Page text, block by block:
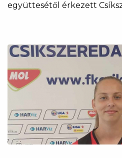
együttesétől érkezett